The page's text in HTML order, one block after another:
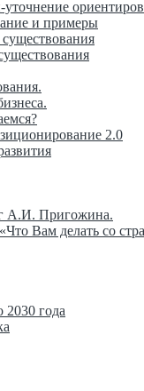
уточнение ориентиров
и примеры
2.0
А.И. Пригожина.
Вам делать со
2030 года